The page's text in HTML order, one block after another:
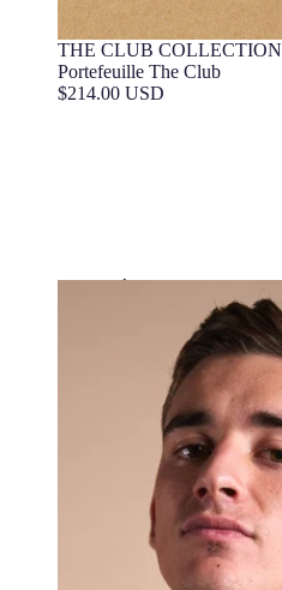
CUIR
Barça Exclusif
THE CLUB COLLECTION
Portefeuille The Club
$214.00 USD